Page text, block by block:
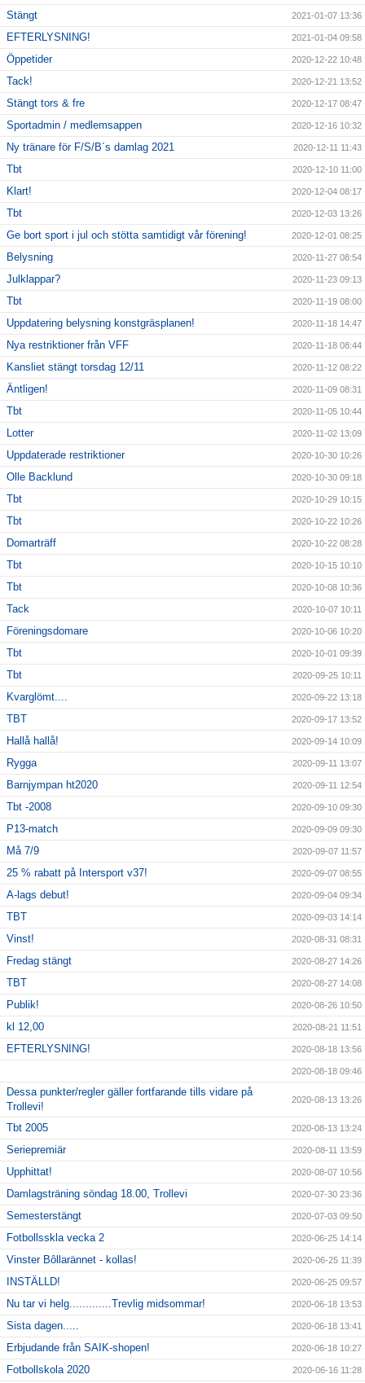
Stängt 2021-01-07 13:36
EFTERLYSNING! 2021-01-04 09:58
Öppetider 2020-12-22 10:48
Tack! 2020-12-21 13:52
Stängt tors & fre 2020-12-17 08:47
Sportadmin / medlemsappen 2020-12-16 10:32
Ny tränare för F/S/B´s damlag 2021 2020-12-11 11:43
Tbt 2020-12-10 11:00
Klart! 2020-12-04 08:17
Tbt 2020-12-03 13:26
Ge bort sport i jul och stötta samtidigt vår förening! 2020-12-01 08:25
Belysning 2020-11-27 08:54
Julklappar? 2020-11-23 09:13
Tbt 2020-11-19 08:00
Uppdatering belysning konstgräsplanen! 2020-11-18 14:47
Nya restriktioner från VFF 2020-11-18 08:44
Kansliet stängt torsdag 12/11 2020-11-12 08:22
Äntligen! 2020-11-09 08:31
Tbt 2020-11-05 10:44
Lotter 2020-11-02 13:09
Uppdaterade restriktioner 2020-10-30 10:26
Olle Backlund 2020-10-30 09:18
Tbt 2020-10-29 10:15
Tbt 2020-10-22 10:26
Domarträff 2020-10-22 08:28
Tbt 2020-10-15 10:10
Tbt 2020-10-08 10:36
Tack 2020-10-07 10:11
Föreningsdomare 2020-10-06 10:20
Tbt 2020-10-01 09:39
Tbt 2020-09-25 10:11
Kvarglömt.... 2020-09-22 13:18
TBT 2020-09-17 13:52
Hallå hallå! 2020-09-14 10:09
Rygga 2020-09-11 13:07
Barnjympan ht2020 2020-09-11 12:54
Tbt -2008 2020-09-10 09:30
P13-match 2020-09-09 09:30
Må 7/9 2020-09-07 11:57
25 % rabatt på Intersport v37! 2020-09-07 08:55
A-lags debut! 2020-09-04 09:34
TBT 2020-09-03 14:14
Vinst! 2020-08-31 08:31
Fredag stängt 2020-08-27 14:26
TBT 2020-08-27 14:08
Publik! 2020-08-26 10:50
kl 12,00 2020-08-21 11:51
EFTERLYSNING! 2020-08-18 13:56
2020-08-18 09:46
Dessa punkter/regler gäller fortfarande tills vidare på
Trollevi!
2020-08-13 13:26
Tbt 2005 2020-08-13 13:24
Seriepremiär 2020-08-11 13:59
Upphittat! 2020-08-07 10:56
Damlagsträning söndag 18.00, Trollevi 2020-07-30 23:36
Semesterstängt 2020-07-03 09:50
Fotbollsskla vecka 2 2020-06-25 14:14
Vinster Bôllarännet - kollas! 2020-06-25 11:39
INSTÄLLD! 2020-06-25 09:57
Nu tar vi helg.............Trevlig midsommar! 2020-06-18 13:53
Sista dagen..... 2020-06-18 13:41
Erbjudande från SAIK-shopen! 2020-06-18 10:27
Fotbollskola 2020 2020-06-16 11:28